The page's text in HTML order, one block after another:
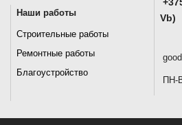
Наши работы
Строительные работы
Ремонтные работы
Благоустройство
Vb)
ПН-